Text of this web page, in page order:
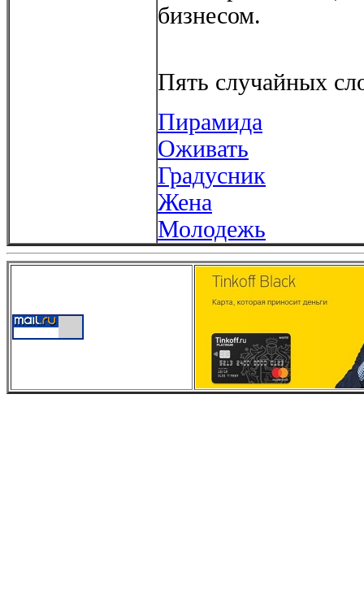
бизнесом.
Пять случайных
Пирамида
Оживать
Градусник
Жена
Молодежь